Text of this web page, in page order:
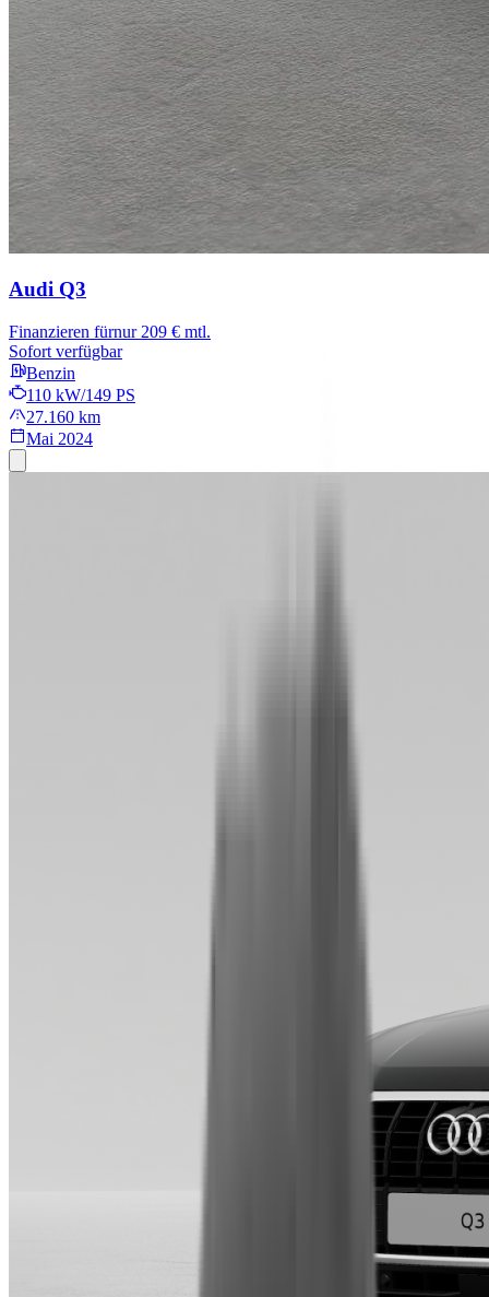
Audi Q3
Finanzieren fürnur 209 € mtl.
Sofort verfügbar
Benzin
110 kW/149 PS
27.160 km
Mai 2024